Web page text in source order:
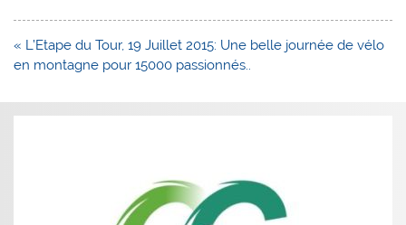
Navigation
de
« L’Etape du Tour, 19 Juillet 2015: Une belle journée de vélo
en montagne pour 15000 passionnés..